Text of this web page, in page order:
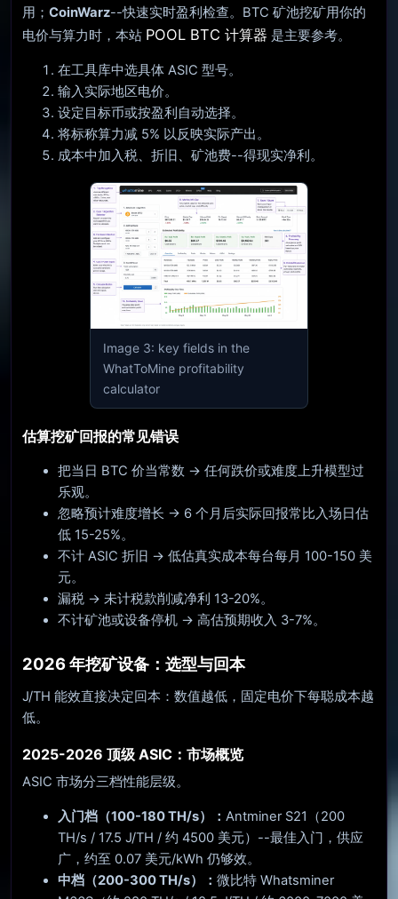
用； CoinWarz--快速实时盈利检查。BTC 矿池挖矿用你的
电价与算力时，本站 POOL BTC 计算器 是主要参考。
在工具库中选具体 ASIC 型号。
输入实际地区电价。
设定目标币或按盈利自动选择。
将标称算力减 5% 以反映实际产出。
成本中加入税、折旧、矿池费--得现实净利。
Image 3: key fields in the
WhatToMine profitability
calculator
估算挖矿回报的常见错误
把当日 BTC 价当常数 → 任何跌价或难度上升模型过
乐观。
忽略预计难度增长 → 6 个月后实际回报常比入场日估
低 15-25%。
不计 ASIC 折旧 → 低估真实成本每台每月 100-150 美
元。
漏税 → 未计税款削减净利 13-20%。
不计矿池或设备停机 → 高估预期收入 3-7%。
2026 年挖矿设备：选型与回本
J/TH 能效直接决定回本：数值越低，固定电价下每聪成本越
低。
2025-2026 顶级 ASIC：市场概览
ASIC 市场分三档性能层级。
入门档（100-180 TH/s）： Antminer S21（200
TH/s / 17.5 J/TH / 约 4500 美元）--最佳入门，供应
广，约至 0.07 美元/kWh 仍够效。
中档（200-300 TH/s）： 微比特 Whatsminer